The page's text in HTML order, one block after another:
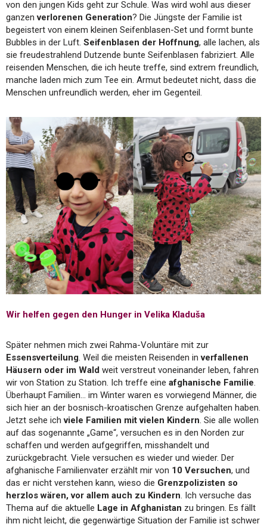
von den jungen Kids geht zur Schule. Was wird wohl aus dieser
ganzenverlorenen Generation? Die Jüngste der Familie ist
begeistert von einem kleinen Seifenblasen-Set und formt bunte
Bubbles in der Luft. Seifenblasen der Hoffnung, alle lachen, als
sie freudestrahlend Dutzende bunte Seifenblasen fabriziert. Alle
reisenden Menschen, die ich heute treffe, sind extrem freundlich,
manche laden mich zum Tee ein. Armut bedeutet nicht, dass die
Menschen unfreundlich werden, eher im Gegenteil.
Wir helfen gegen den Hunger in Velika Kladuša
Später nehmen mich zwei Rahma-Voluntäre mit zur
Essensverteilung. Weil die meisten Reisenden inverfallenen
Häusern oder im Wald weit verstreut voneinander leben, fahren
wir von Station zu Station. Ich treffe eine afghanische Familie.
Überhaupt Familien… im Winter waren es vorwiegend Männer, die
sich hier an der bosnisch-kroatischen Grenze aufgehalten haben.
Jetzt sehe ichviele Familien mit vielen Kindern. Sie alle wollen
auf das sogenannte „Game“, versuchen es in den Norden zur
schaffen und werden aufgegriffen, misshandelt und
zurückgebracht. Viele versuchen es wieder und wieder. Der
afghanische Familienvater erzählt mir von 10 Versuchen, und
das er nicht verstehen kann, wieso die Grenzpolizisten so
herzlos wären, vor allem auch zu Kindern. Ich versuche das
Thema auf die aktuelle Lage in Afghanistan zu bringen. Es fällt
ihm nicht leicht, die gegenwärtige Situation der Familie ist schwer